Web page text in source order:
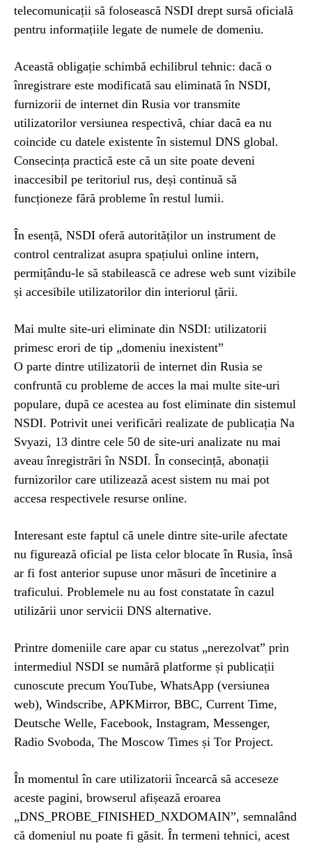
telecomunicații să folosească NSDI drept sursă oficială
pentru informațiile legate de numele de domeniu.
Această obligație schimbă echilibrul tehnic: dacă o
înregistrare este modificată sau eliminată în NSDI,
furnizorii de internet din Rusia vor transmite
utilizatorilor versiunea respectivă, chiar dacă ea nu
coincide cu datele existente în sistemul DNS global.
Consecința practică este că un site poate deveni
inaccesibil pe teritoriul rus, deși continuă să
funcționeze fără probleme în restul lumii.
În esență, NSDI oferă autorităților un instrument de
control centralizat asupra spațiului online intern,
permițându-le să stabilească ce adrese web sunt vizibile
și accesibile utilizatorilor din interiorul țării.
Mai multe site-uri eliminate din NSDI: utilizatorii
primesc erori de tip „domeniu inexistent”
O parte dintre utilizatorii de internet din Rusia se
confruntă cu probleme de acces la mai multe site-uri
populare, după ce acestea au fost eliminate din sistemul
NSDI. Potrivit unei verificări realizate de publicația Na
Svyazi, 13 dintre cele 50 de site-uri analizate nu mai
aveau înregistrări în NSDI. În consecință, abonații
furnizorilor care utilizează acest sistem nu mai pot
accesa respectivele resurse online.
Interesant este faptul că unele dintre site-urile afectate
nu figurează oficial pe lista celor blocate în Rusia, însă
ar fi fost anterior supuse unor măsuri de încetinire a
traficului. Problemele nu au fost constatate în cazul
utilizării unor servicii DNS alternative.
Printre domeniile care apar cu status „nerezolvat” prin
intermediul NSDI se numără platforme și publicații
cunoscute precum YouTube, WhatsApp (versiunea
web), Windscribe, APKMirror, BBC, Current Time,
Deutsche Welle, Facebook, Instagram, Messenger,
Radio Svoboda, The Moscow Times și Tor Project.
În momentul în care utilizatorii încearcă să acceseze
aceste pagini, browserul afișează eroarea
„DNS_PROBE_FINISHED_NXDOMAIN”, semnalând
că domeniul nu poate fi găsit. În termeni tehnici, acest